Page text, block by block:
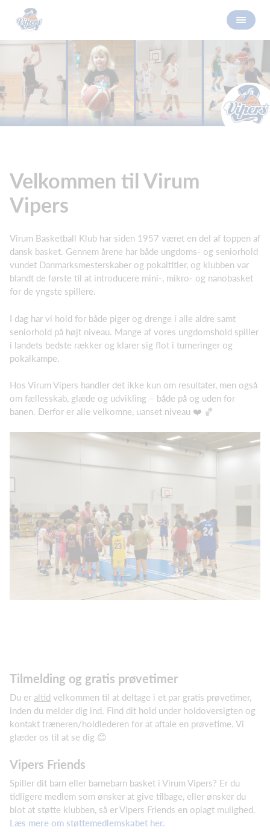
Velkommen til Virum
Vipers
Virum Basketball Klub har siden 1957 været en del af toppen af
dansk basket. Gennem årene har både ungdoms- og seniorhold
vundet Danmarksmesterskaber og pokaltitler, og klubben var
blandt de første til at introducere mini-, mikro- og nanobasket
for de yngste spillere.
I dag har vi hold for både piger og drenge i alle aldre samt
seniorhold på højt niveau. Mange af vores ungdomshold spiller
i landets bedste rækker og klarer sig flot i turneringer og
pokalkampe.
Hos Virum Vipers handler det ikke kun om resultater, men også
om fællesskab, glæde og udvikling – både på og uden for
banen. Derfor er alle velkomne, uanset niveau ❤️ 🏀
Tilmelding og gratis prøvetimer
Du er altid velkommen til at deltage i et par gratis prøvetimer,
inden du melder dig ind. Find dit hold under holdoversigten og
kontakt træneren/holdlederen for at aftale en prøvetime. Vi
glæder os til at se dig 😊
Vipers Friends
Spiller dit barn eller barnebarn basket i Virum Vipers? Er du
tidligere medlem som ønsker at give tilbage, eller ønsker du
blot at støtte klubben, så er Vipers Friends en oplagt mulighed.
Læs mere om støttemedlemskabet her.